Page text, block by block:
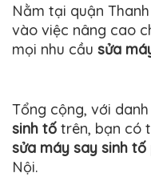
Nằm tại quận
vào việc nâng cao
mọi nhu cầu sửa
Tổng cộng, với
sinh tố trên, bạn có
sửa máy say sinh tố
Nội.